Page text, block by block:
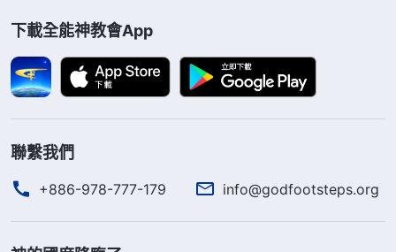
下載全能神教會App
聯繫我們
+886-978-777-179 info@godfootsteps.org